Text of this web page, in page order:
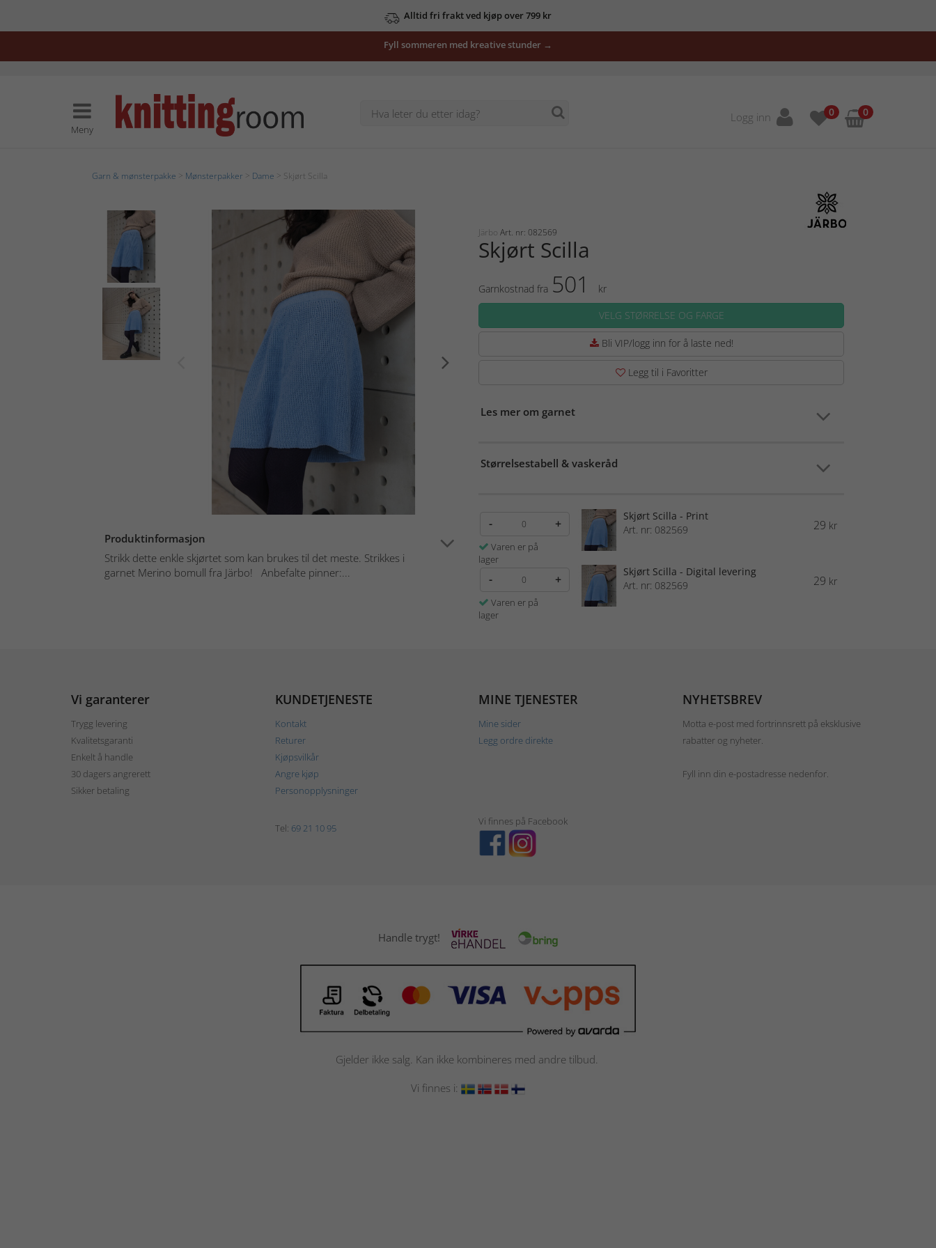
Alltid fri frakt ved kjøp over 799 kr
Fyll sommeren med kreative stunder →
Meny
Logg inn 0 0
Garn & mønsterpakke Mønsterpakker Dame > Skjørt Scilla
Produktinformasjon
Strikk dette enkle skjørtet som kan brukes til det meste. Strikkes i
garnet Merino bomull fra Järbo! Anbefalte pinner:...
Järbo Art. nr: 082569
Skjørt Scilla
Garnkostnad fra 501
kr
VELG STØRRELSE OG FARGE
Bli VIP/logg inn for å laste ned!
Legg til i Favoritter
Les mer om garnet
Størrelsestabell & vaskeråd
- +
Varen er på
lager
Skjørt Scilla - Print
Art. nr: 082569
29 kr
- +
Varen er på
lager
Skjørt Scilla - Digital levering
Art. nr: 082569
29 kr
Vi garanterer
Trygg levering
Kvalitetsgaranti
Enkelt å handle
30 dagers angrerett
Sikker betaling
KUNDETJENESTE
Kontakt
Returer
Kjøpsvilkår
Angre kjøp
Personopplysninger
MINE TJENESTER
Mine sider
Legg ordre direkte
NYHETSBREV
Motta e-post med fortrinnsrett på eksklusive
rabatter og nyheter.
Fyll inn din e-postadresse nedenfor.
Tel: 69 21 10 95
Vi finnes på Facebook
Handle trygt!
Gjelder ikke salg. Kan ikke kombineres med andre tilbud.
Vi finnes i: